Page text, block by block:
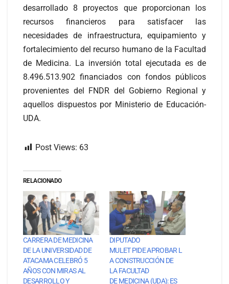
desarrollado 8 proyectos que proporcionan los
recursos financieros para satisfacer las
necesidades de infraestructura, equipamiento y
fortalecimiento del recurso humano de la Facultad
de Medicina. La inversión total ejecutada es de
8.496.513.902 financiados con fondos públicos
provenientes del FNDR del Gobierno Regional y
aquellos dispuestos por Ministerio de Educación-
UDA.
Post Views: 63
RELACIONADO
CARRERA DE MEDICINA
DE LA UNIVERSIDAD DE
ATACAMA CELEBRÓ 5
AÑOS CON MIRAS AL
DESARROLLO Y
DIPUTADO
MULET PIDE APROBAR L
A CONSTRUCCIÓN DE
LA FACULTAD
DE MEDICINA (UDA): ES